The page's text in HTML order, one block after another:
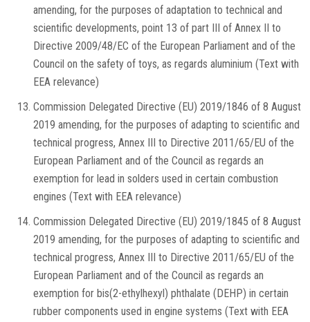
amending, for the purposes of adaptation to technical and
scientific developments, point 13 of part III of Annex II to
Directive 2009/48/EC of the European Parliament and of the
Council on the safety of toys, as regards aluminium (Text with
EEA relevance)
Commission Delegated Directive (EU) 2019/1846 of 8 August
2019 amending, for the purposes of adapting to scientific and
technical progress, Annex III to Directive 2011/65/EU of the
European Parliament and of the Council as regards an
exemption for lead in solders used in certain combustion
engines (Text with EEA relevance)
Commission Delegated Directive (EU) 2019/1845 of 8 August
2019 amending, for the purposes of adapting to scientific and
technical progress, Annex III to Directive 2011/65/EU of the
European Parliament and of the Council as regards an
exemption for bis(2-ethylhexyl) phthalate (DEHP) in certain
rubber components used in engine systems (Text with EEA